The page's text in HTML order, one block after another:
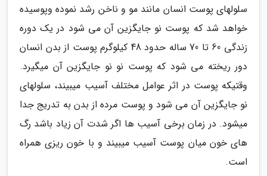
سلولهای پوست انسان مانند مو و ناخن رشد نموده وپوسیده
خواهد شد که پوست نو جایگزین آن می شود در یک دوره
زندگی 60 تا 70 ساله حدود 48 کیلوگرم پوست از بدن انسان
دور ریخته می شود که پوست نو نو جایگزین آن میگیرد.
وقتیکه پوست در اثر عوامل مختلف آسیب میبیند، سلولهای
نو جایگزین آن می شود و پوست مرده از بدن به تدریج جدا
میشود. در زمان برخی آسیب ها اگر شدت آن زیاد باشد رگ
های خون میان پوست آسیب میبیند و با خون ریزی همراه
است.